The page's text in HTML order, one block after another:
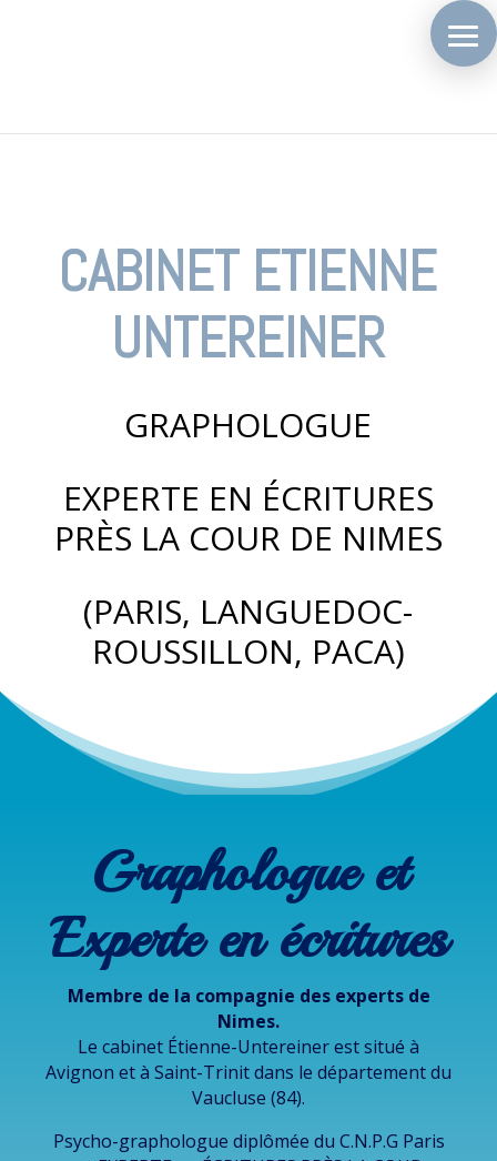
CABINET ETIENNE
UNTEREINER
GRAPHOLOGUE
EXPERTE EN ÉCRITURES
PRÈS LA COUR DE NIMES
(PARIS, LANGUEDOC-
ROUSSILLON, PACA)
Graphologue et
Experte en écritures
Membre de la compagnie des experts de
Nimes.
Le cabinet Étienne-Untereiner est situé à
Avignon et à Saint-Trinit dans le département du
Vaucluse (84).
Psycho-graphologue diplômée du C.N.P.G Paris